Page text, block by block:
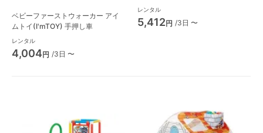
ベビーファーストウォーカー アイ
ムトイ(I'mTOY) 手押し車
レンタル
4,004円 /3日 〜
レンタル
5,412円 /3日 〜